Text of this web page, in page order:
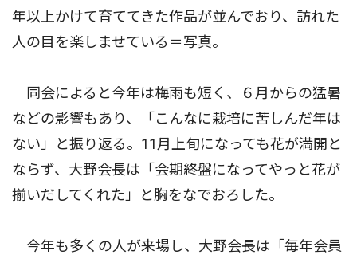
年以上かけて育ててきた作品が並んでおり、訪れた
人の目を楽しませている＝写真。
同会によると今年は梅雨も短く、６月からの猛暑
などの影響もあり、「こんなに栽培に苦しんだ年は
ない」と振り返る。11月上旬になっても花が満開と
ならず、大野会長は「会期終盤になってやっと花が
揃いだしてくれた」と胸をなでおろした。
今年も多くの人が来場し、大野会長は「毎年会員